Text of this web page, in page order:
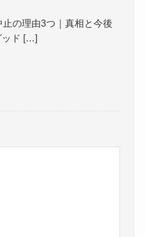
の理由3つ｜真相と今後
ッド […]